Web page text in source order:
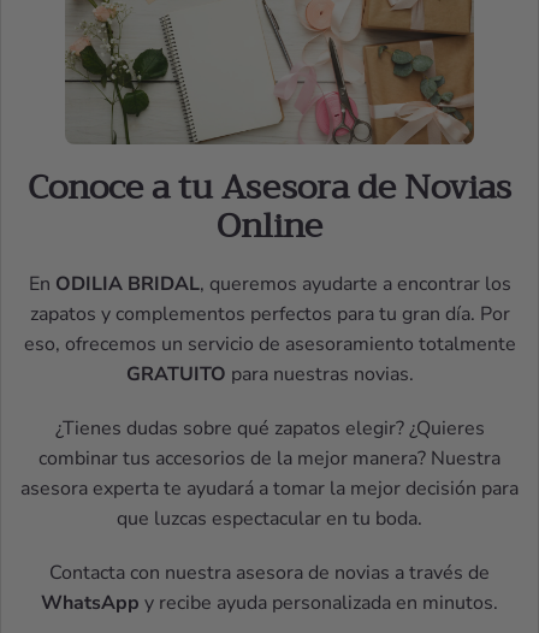
Conoce a tu Asesora de Novias
Online
En ODILIA BRIDAL, queremos ayudarte a encontrar los
zapatos y complementos perfectos para tu gran día. Por
eso, ofrecemos un servicio de asesoramiento totalmente
GRATUITO para nuestras novias.
¿Tienes dudas sobre qué zapatos elegir? ¿Quieres
combinar tus accesorios de la mejor manera? Nuestra
asesora experta te ayudará a tomar la mejor decisión para
que luzcas espectacular en tu boda.
Contacta con nuestra asesora de novias a través de
WhatsApp y recibe ayuda personalizada en minutos.